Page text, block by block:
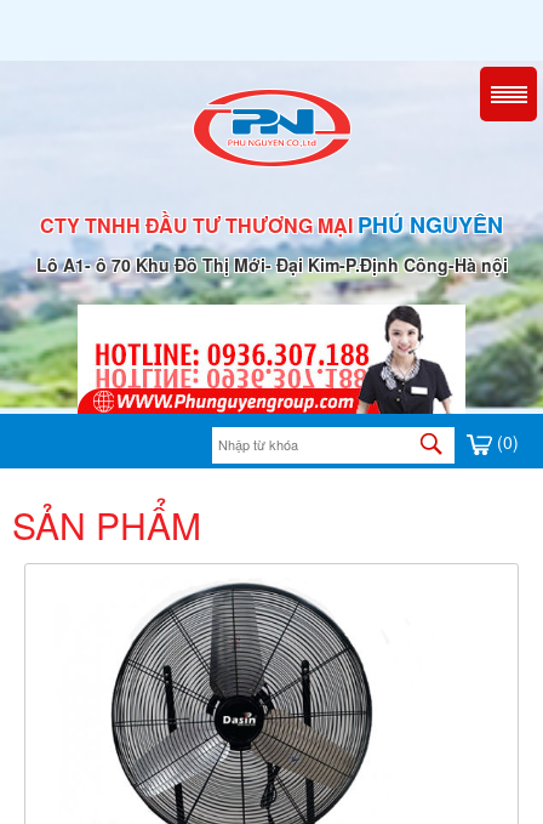
CTY TNHH ĐẦU TƯ THƯƠNG MẠIPHÚ NGUYÊN
Lô A1- ô 70 Khu Đô Thị Mới- Đại Kim-P.Định Công-Hà nội
(0)
SẢN PHẨM